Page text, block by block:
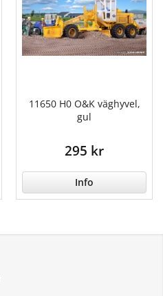
11650 H0 O&K väghyvel,
gul
295 kr
Info